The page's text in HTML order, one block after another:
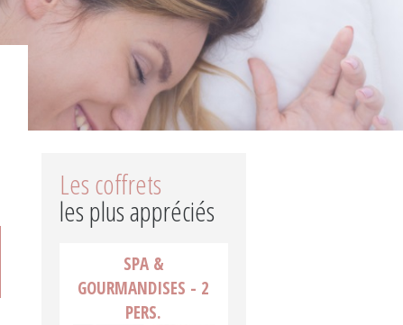
Les coffrets
les plus appréciés
SPA &
GOURMANDISES - 2
PERS.